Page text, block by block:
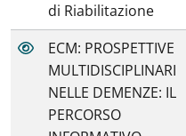
di Riabilitazione
ECM: PROSPETTIVE
MULTIDISCIPLINARI
NELLE DEMENZE: IL
PERCORSO